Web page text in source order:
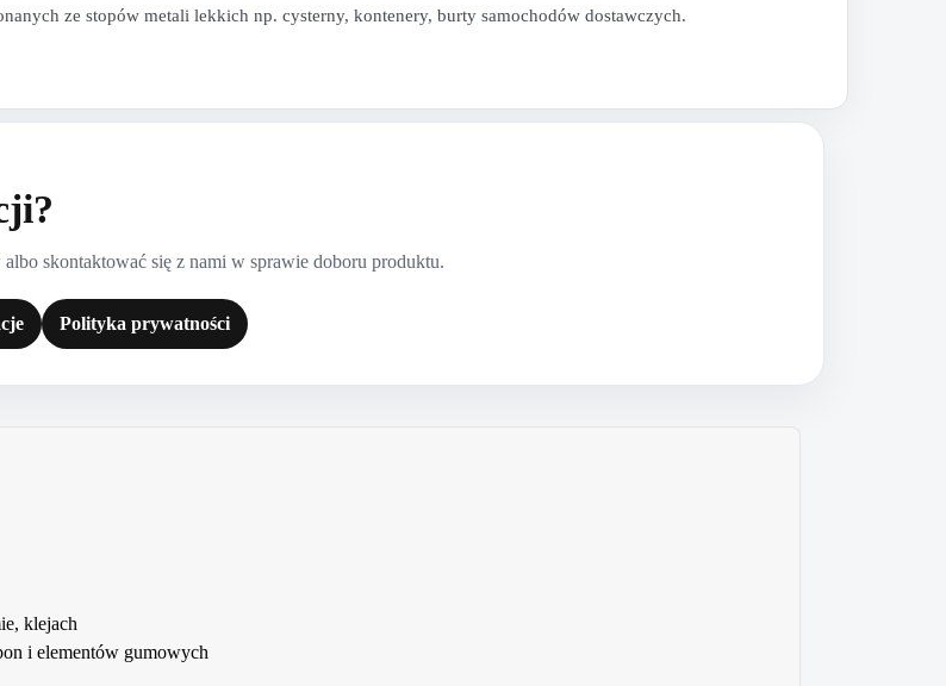
ze stopów metali lekkich np. cysterny, kontenery, burty samochodów dostawczych.
skontaktować się z nami w sprawie doboru produktu.
Polityka prywatności
klejach
i elementów gumowych